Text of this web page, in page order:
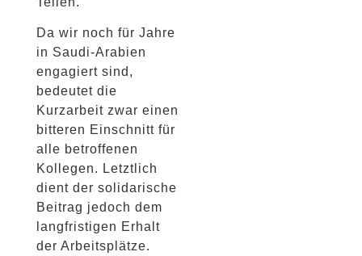
Da wir noch für Jahre
in Saudi-Arabien
engagiert sind,
bedeutet die
Kurzarbeit zwar einen
bitteren Einschnitt für
alle betroffenen
Kollegen. Letztlich
dient der solidarische
Beitrag jedoch dem
langfristigen Erhalt
der Arbeitsplätze.